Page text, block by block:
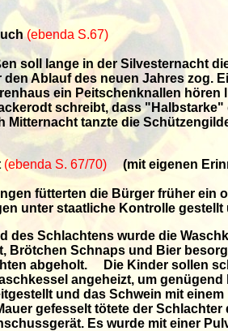
(ebenda S.67)
soll lange in der Silvesternacht
Ablauf des neuen Jahres zog.
ein Peitschenknallen
schreibt, dass
Mitternacht tanzte die
(ebenda S. 67/70) (mit eigenen
fütterten die Bürger früher ein
unter staatliche Kontrolle
des Schlachtens wurde die
Brötchen Schnaps und Bier
abgeholt. Die Kinder sollen
angeheizt, um
und das Schwein mit
gefesselt tötete der
Es wurde mit einer